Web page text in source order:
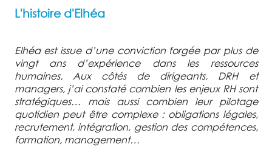
L'histoire d'Elhéa
Elhéa est issue d’une conviction forgée par plus de
vingt ans d’expérience dans les ressources
humaines. Aux côtés de dirigeants, DRH et
managers, j’ai constaté combien les enjeux RH sont
stratégiques… mais aussi combien leur pilotage
quotidien peut être complexe : obligations légales,
recrutement, intégration, gestion des compétences,
formation, management…